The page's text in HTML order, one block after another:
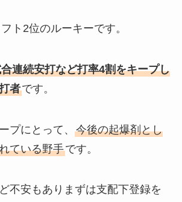
ト2位のルーキーです。
連続安打など打率4割をキープし
者です。
プにとって、 今後の起爆剤とし
ている野手です。
不安もありまずは支配下登録を